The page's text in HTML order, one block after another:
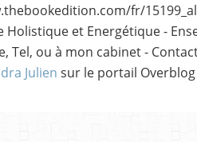
fr/
Holistique et Energétique -
Tel, ou à mon cabinet -
Julien sur le portail Overblog